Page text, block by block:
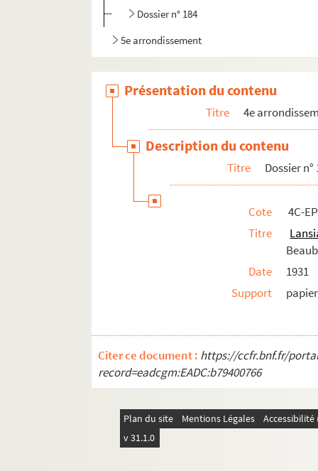
Dossier n° 184
5e arrondissement
7e arrondissement
9e arrondissement
10e arrondissement
12e arrondissement
19e arrondissement
20e arrondissement
Présentation du contenu
Titre 4e
Description du contenu
Titre Dossier n°
Cote
4C-
Titre
Date
1931
Support
Citer ce document : https://ccfr.bnf.fr/
record=eadcgm:EADC:b79400766
Plan du site Mentions Légales
v 31.1.0